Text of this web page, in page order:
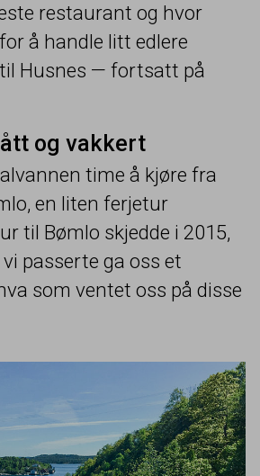
restaurant og hvor
å handle litt edlere
Husnes — fortsatt på
og vakkert
time å kjøre fra
en liten ferjetur
til Bømlo skjedde i 2015,
passerte ga oss et
som ventet oss på disse